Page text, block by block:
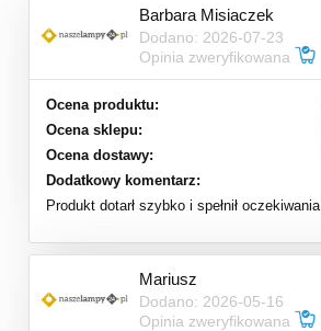
Barbara Misiaczek
Dodano: 2026-07-23
Opinia zweryfikowana
Ocena produktu:
Ocena sklepu:
Ocena dostawy:
Dodatkowy komentarz:
Produkt dotarł szybko i spełnił oczekiwania
Mariusz
Dodano: 2026-05-16
Opinia zweryfikowana